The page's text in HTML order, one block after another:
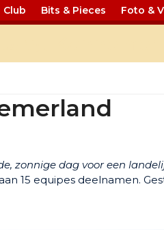
Club Bits & Pieces Foto &
zonnige dag voor een
15 equipes deelnamen.